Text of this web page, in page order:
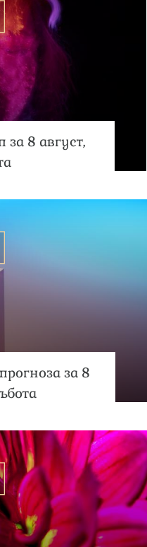
за 8 август,
за 8